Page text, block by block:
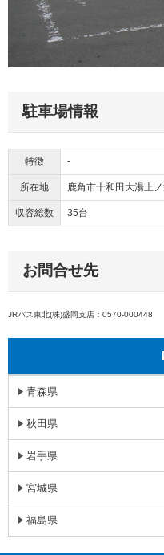
駐車場情報
特徴 -
所在地 鹿角市十和田大湯上
収容総数 35台
お問合せ先
JRバス東北(株)盛岡支店：0570-000448
青森県
秋田県
岩手県
宮城県
福島県